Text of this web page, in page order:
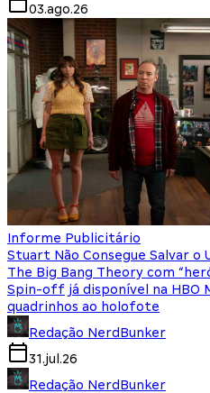
03.ago.26
Informe Publicitário
Stuart Não Consegue Salvar o
The Big Bang Theory com
Spin-off já disponível na HBO
quadrinhos ao holofote
Redação NerdBunker
31.jul.26
Redação NerdBunker